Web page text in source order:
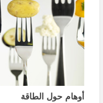
أوهام حول الطاقة